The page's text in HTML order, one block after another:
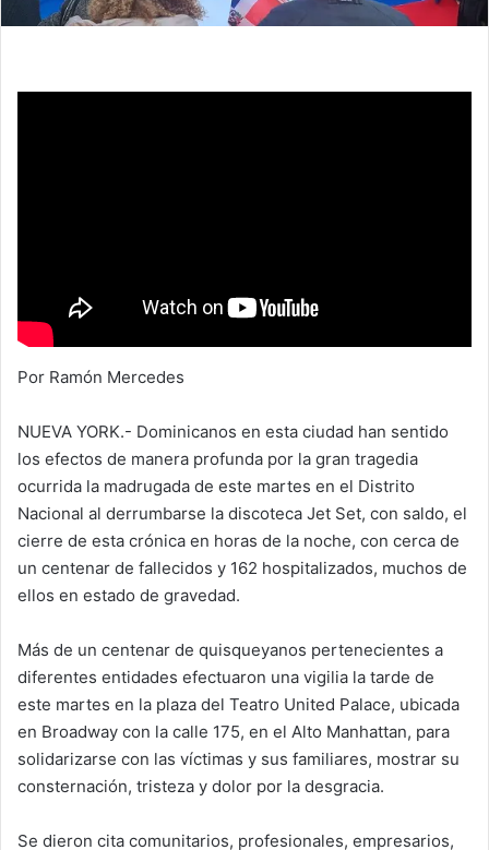
Por Ramón Mercedes
NUEVA YORK.- Dominicanos en esta ciudad han sentido
los efectos de manera profunda por la gran tragedia
ocurrida la madrugada de este martes en el Distrito
Nacional al derrumbarse la discoteca Jet Set, con saldo, el
cierre de esta crónica en horas de la noche, con cerca de
un centenar de fallecidos y 162 hospitalizados, muchos de
ellos en estado de gravedad.
Más de un centenar de quisqueyanos pertenecientes a
diferentes entidades efectuaron una vigilia la tarde de
este martes en la plaza del Teatro United Palace, ubicada
en Broadway con la calle 175, en el Alto Manhattan, para
solidarizarse con las víctimas y sus familiares, mostrar su
consternación, tristeza y dolor por la desgracia.
Se dieron cita comunitarios, profesionales, empresarios,